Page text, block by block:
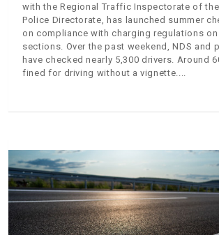
with the Regional Traffic Inspectorate of
Police Directorate, has launched summer
on compliance with charging regulations
sections. Over the past weekend, NDS and
have checked nearly 5,300 drivers. Around
fined for driving without a vignette.